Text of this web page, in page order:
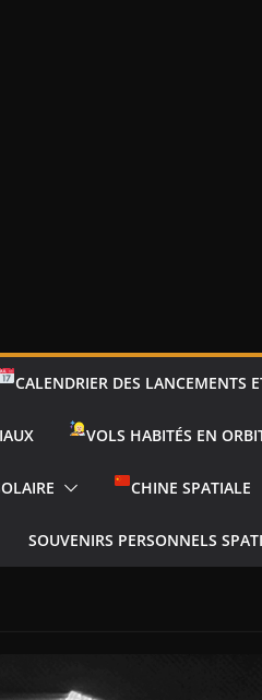
CALENDRIER DES LANCEMENTS
VOLS HABITÉS EN
CHINE SPATIALE
SOUVENIRS PERSONNELS